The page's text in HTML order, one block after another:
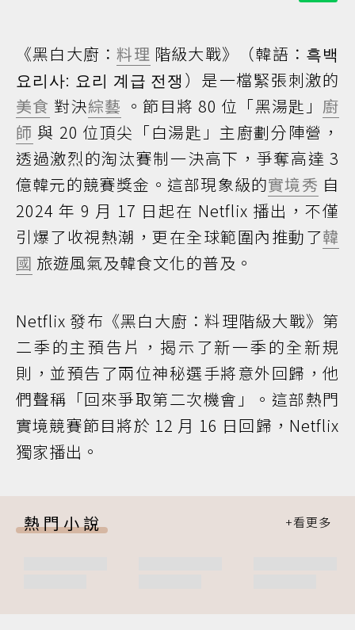
《黑白大廚：料理 階級大戰》（韓語：흑백
요리사: 요리 계급 전쟁）是一檔緊張刺激的
美食 對決綜藝 。節目將 80 位「黑湯匙」 廚
師 與 20 位頂尖「白湯匙」主廚劃分陣營，
透過激烈的淘汰賽制一決高下，爭奪高達 3
億韓元的競賽獎金。這部現象級的實境秀 自
2024 年 9 月 17 日起在 Netflix 播出，不僅
引爆了收視熱潮，更在全球範圍內推動了韓
國 旅遊風氣及韓食文化的普及。
Netflix 發布《黑白大廚：料理階級大戰》第
二季的主預告片，揭示了新一季的全新規
則，並預告了兩位神秘選手將意外回歸，他
們聲稱「回來爭取第二次機會」。這部熱門
實境競賽節目將於 12 月 16 日回歸，Netflix
獨家播出。
熱門小說